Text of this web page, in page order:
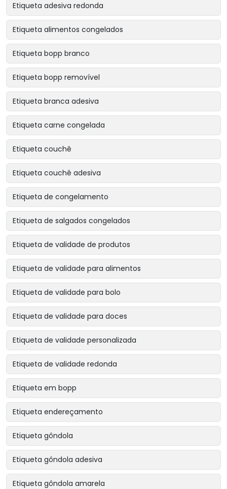
Etiqueta adesiva redonda
Etiqueta alimentos congelados
Etiqueta bopp branco
Etiqueta bopp removível
Etiqueta branca adesiva
Etiqueta carne congelada
Etiqueta couchê
Etiqueta couchê adesiva
Etiqueta de congelamento
Etiqueta de salgados congelados
Etiqueta de validade de produtos
Etiqueta de validade para alimentos
Etiqueta de validade para bolo
Etiqueta de validade para doces
Etiqueta de validade personalizada
Etiqueta de validade redonda
Etiqueta em bopp
Etiqueta endereçamento
Etiqueta gôndola
Etiqueta gôndola adesiva
Etiqueta gôndola amarela